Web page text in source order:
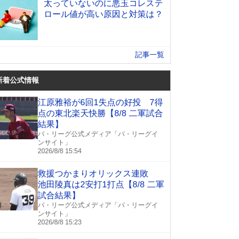
太っていないのに悪玉コレステ
ロール値が高い原因と対策は？
記事一覧
着公式情報
江原雅裕が6回1失点の好投 7得
点の東北楽天快勝【8/8 二軍試合
結果】
パ・リーグ公式メディア「パ・リーグイ
ンサイト」
2026/8/8 15:54
救援つかまりオリックス連敗
池田陵真は2安打1打点【8/8 二軍
試合結果】
パ・リーグ公式メディア「パ・リーグイ
ンサイト」
2026/8/8 15:23